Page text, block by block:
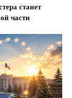
станет
части